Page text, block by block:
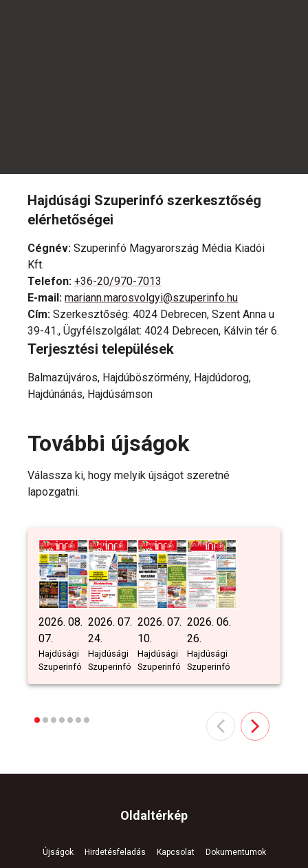
Hajdúsági Szuperinfó szerkesztőség
elérhetőségei
Cégnév: Szuperinfó Magyarország Média Kiadói
Kft.
Telefon: +36-20/970-7013
E-mail: mariann.marosvolgyi@szuperinfo.hu
Cím: Szerkesztőség: 4024 Debrecen, Szent Anna u
39-41., Ügyfélszolgálat: 4024 Debrecen, Kálvin tér 6.
Terjesztési települések
Balmazújváros, Hajdúböszörmény, Hajdúdorog,
Hajdúnánás, Hajdúsámson
További újságok
Válassza ki, hogy melyik újságot szeretné
lapozgatni.
2026. 08.
07.
Hajdúsági
Szuperinfó
2026. 07.
24.
Hajdúsági
Szuperinfó
2026. 07.
10.
Hajdúsági
Szuperinfó
2026. 06.
26.
Hajdúsági
Szuperinfó
Oldaltérkép
Újságok Hirdetésfeladás Kapcsolat Dokumentumok